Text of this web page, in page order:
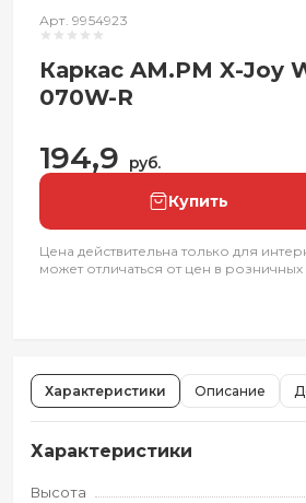
Арт. 9954923
Каркас AM.PM X-Joy
070W-R
194,9 руб.
Купить
Цена действительна только для
может отличаться от цен в розничных
Характеристики Описание
Характеристики
Высота